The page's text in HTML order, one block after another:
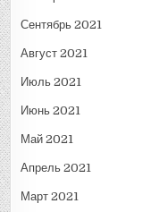
Сентябрь 2021
Август 2021
Июль 2021
Июнь 2021
Май 2021
Апрель 2021
Март 2021